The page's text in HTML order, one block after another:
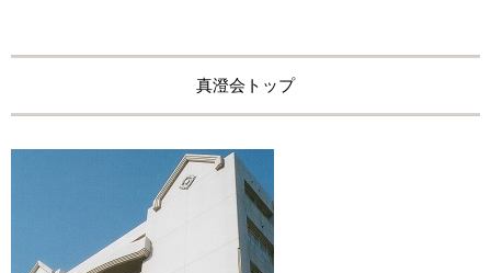
真澄会トップ